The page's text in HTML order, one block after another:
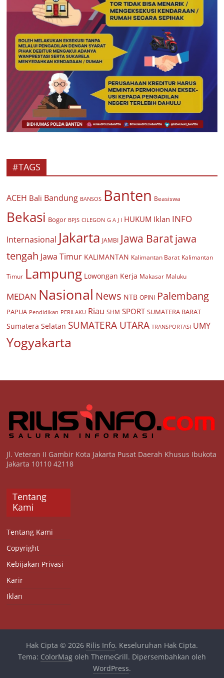
#TAGS
ACEH Bali Bandung BANSOS Banten Beasiswa
Bekasi Bogor BPJS CILEGON G A J I HUKUM Iklan INFO
Internasional Jakarta JAMBI Jawa Baratjawa
tengah Jawa Timur KALIMANTAN Kalimantan Barat Kalimantan
Timur Lampung Lowongan Kerja Makasar Maluku
MEDAN Nasional News NTB OPINI Palembang
PAPUA Pendidikan PERILAKU Riau SHM SPORT SUMATERA BARAT
Sumatera Selatan SUMATERA UTARA TRANSPORTASI UMY
Yogyakarta
Jl. Veteran II Gambir Kota Jakarta Pusat Daerah Khusus Ibukota
Jakarta 10110 42118
Tentang
Kami
Tentang Kami
Copyright
Kebijakan Privasi
Karir
Iklan
Hak Cipta © 2026 Rilis Info. Keseluruhan Hak Cipta.
Tema: ColorMagoleh ThemeGrill. Dipersembahkan oleh
WordPress.